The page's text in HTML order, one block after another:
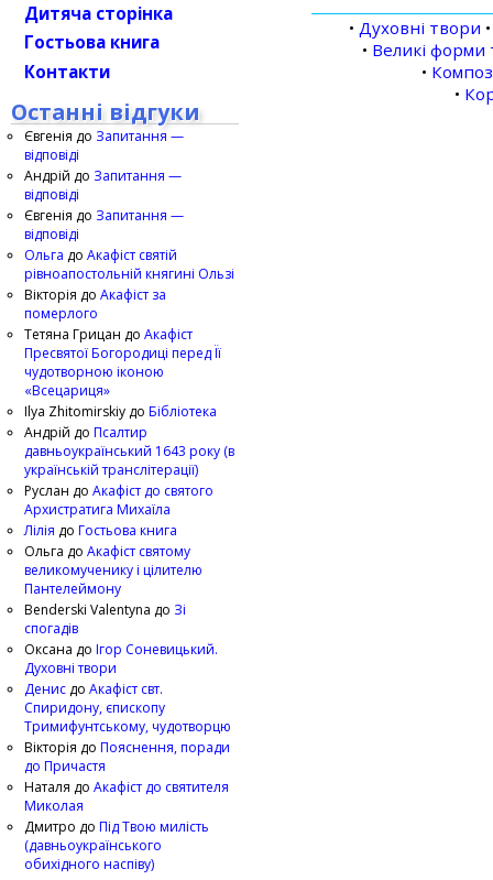
• Духовні твори
• Великі форми
•
•
Дитяча сторінка
Гостьова книга
Контакти
Останні відгуки
Євгенія до Запитання —
відповіді
Андрій до Запитання —
відповіді
Євгенія до Запитання —
відповіді
Ольга до Акафіст святій
рівноапостольній княгині Ользі
Вікторія до Акафіст за
померлого
Тетяна Грицан до Акафіст
Пресвятої Богородиці перед Її
чудотворною іконою
«Всецариця»
Ilya Zhitomirskiy до Бібліотека
Андрій до Псалтир
давньоукраїнський 1643 року (в
українській транслітерації)
Руслан до Акафіст до святого
Архистратига Михаїла
Лілія до Гостьова книга
Ольга до Акафіст святому
великомученику і цілителю
Пантелеймону
Benderski Valentyna до Зі
спогадів
Оксана до Ігор Соневицький.
Духовні твори
Денис до Акафіст свт.
Спиридону, єпископу
Тримифунтському, чудотворцю
Вікторія до Пояснення, поради
до Причастя
Наталя до Акафіст до святителя
Миколая
Дмитро до Під Твою милість
(давньоукраїнського
обихідного наспіву)